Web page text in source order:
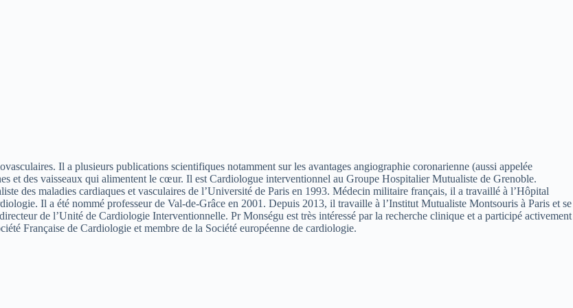
Il a plusieurs publications scientifiques notamment sur les avantages angiographie coronarienne (aussi appelée
et des vaisseaux qui alimentent le cœur. Il est Cardiologue interventionnel au Groupe Hospitalier Mutualiste de Grenoble.
des maladies cardiaques et vasculaires de l’Université de Paris en 1993. Médecin militaire français, il a travaillé à l’Hôpital
Il a été nommé professeur de Val-de-Grâce en 2001. Depuis 2013, il travaille à l’Institut Mutualiste Montsouris à Paris et se
de l’Unité de Cardiologie Interventionnelle. Pr Monségu est très intéressé par la recherche clinique et a participé activement
Française de Cardiologie et membre de la Société européenne de cardiologie.